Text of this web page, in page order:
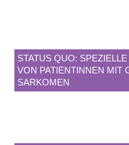
STATUS QUO:
VON PATIENTINNEN MIT
SARKOMEN